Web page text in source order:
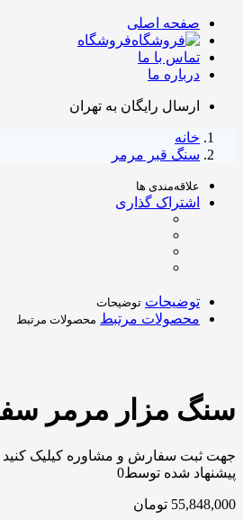
صفحه اصلی
فروشگاه
تماس با ما
درباره ما
ارسال رایگان به تهران
خانه
سنگ قبر مرمر
علاقه‌مندی ها
اشتراک گذاری
توضیحات توضیحات
محصولات مرتبط محصولات مرتبط
سنگ مزار مرمر سفید
جهت ثبت سفارش و مشاوره کیلیک کنید
پیشنهاد شده توسط0
55,848,000 تومان